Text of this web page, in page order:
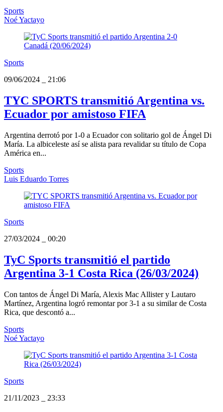
Sports
Noé Yactayo
Sports
09/06/2024
21:06
TYC SPORTS transmitió Argentina vs.
Ecuador por amistoso FIFA
Argentina derrotó por 1-0 a Ecuador con solitario gol de Ángel Di
María. La albiceleste así se alista para revalidar su título de Copa
América en...
Sports
Luis Eduardo Torres
Sports
27/03/2024
00:20
TyC Sports transmitió el partido
Argentina 3-1 Costa Rica (26/03/2024)
Con tantos de Ángel Di María, Alexis Mac Allister y Lautaro
Martínez, Argentina logró remontar por 3-1 a su similar de Costa
Rica, que descontó a...
Sports
Noé Yactayo
Sports
21/11/2023
23:33